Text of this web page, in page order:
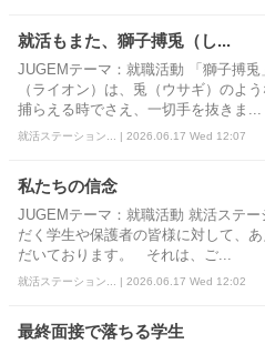
就活もまた、獅子搏兎（し...
JUGEMテーマ：就職活動 「獅子搏
（ライオン）は、兎（ウサギ）のよ
捕らえる時でさえ、一切手を抜きま...
就活ステーション... | 2026.06.17 Wed 12:07
私たちの信念
JUGEMテーマ：就職活動 就活ステ
だく学生や保護者の皆様に対して、
だいております。 それは、ご...
就活ステーション... | 2026.06.17 Wed 12:02
最終面接で落ちる学生